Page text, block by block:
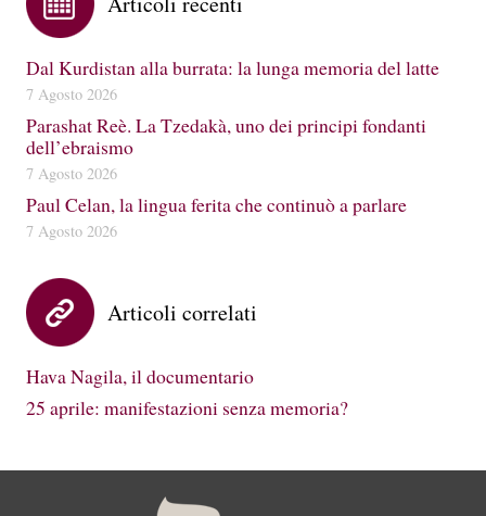
Dal Kurdistan alla burrata: la lunga memoria del latte
7 Agosto 2026
Parashat Reè. La Tzedakà, uno dei principi fondanti
dell’ebraismo
7 Agosto 2026
Paul Celan, la lingua ferita che continuò a parlare
7 Agosto 2026
Articoli correlati
Hava Nagila, il documentario
25 aprile: manifestazioni senza memoria?